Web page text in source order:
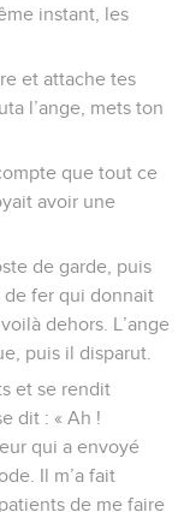
instant, les
et attache tes
l’ange, mets ton
que tout ce
avoir une
de garde, puis
fer qui donnait
dehors. L’ange
puis il disparut.
et se rendit
dit : « Ah !
qui a envoyé
Il m’a fait
de me faire